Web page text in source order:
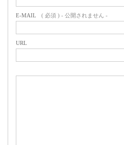
E-MAIL ( 必須 ) - 公開されません -
URL